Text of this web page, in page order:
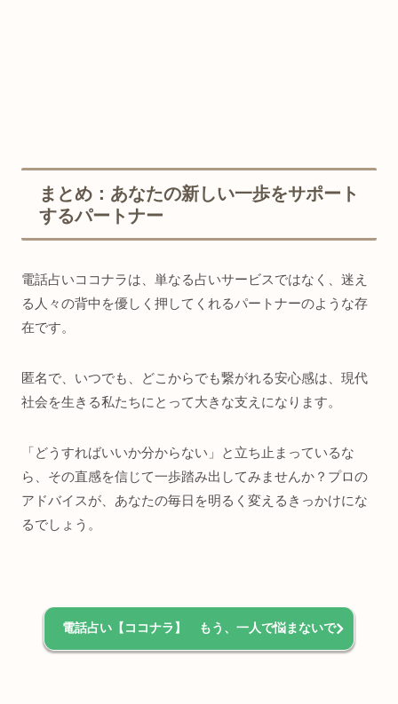
まとめ：あなたの新しい一歩をサポート
するパートナー
電話占いココナラは、単なる占いサービスではなく、迷え
る人々の背中を優しく押してくれるパートナーのような存
在です。
匿名で、いつでも、どこからでも繋がれる安心感は、現代
社会を生きる私たちにとって大きな支えになります。
「どうすればいいか分からない」と立ち止まっているな
ら、その直感を信じて一歩踏み出してみませんか？プロの
アドバイスが、あなたの毎日を明るく変えるきっかけにな
るでしょう。
電話占い【ココナラ】 もう、一人で悩まないで